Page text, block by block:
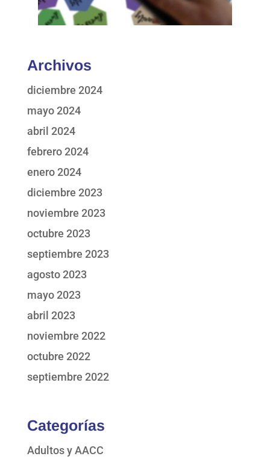
Archivos
diciembre 2024
mayo 2024
abril 2024
febrero 2024
enero 2024
diciembre 2023
noviembre 2023
octubre 2023
septiembre 2023
agosto 2023
mayo 2023
abril 2023
noviembre 2022
octubre 2022
septiembre 2022
Categorías
Adultos y AACC